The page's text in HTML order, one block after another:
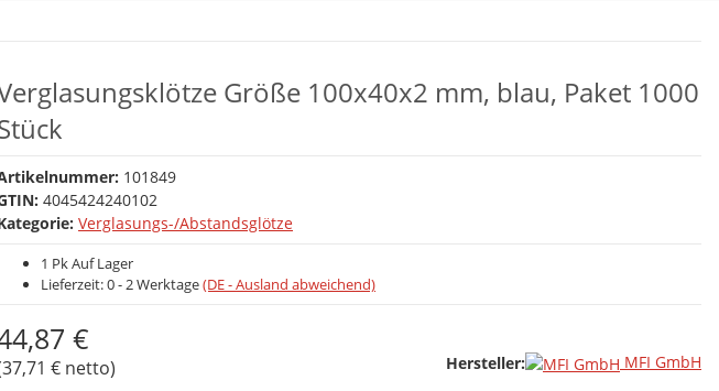
Größe 100x40x2 mm, blau, Paket 1000
101849
4045424240102
Verglasungs-/Abstandsglötze
1 Pk Auf Lager
Lieferzeit:0 - 2 Werktage(DE - Ausland abweichend)
€
€ netto) Hersteller: MFI GmbH